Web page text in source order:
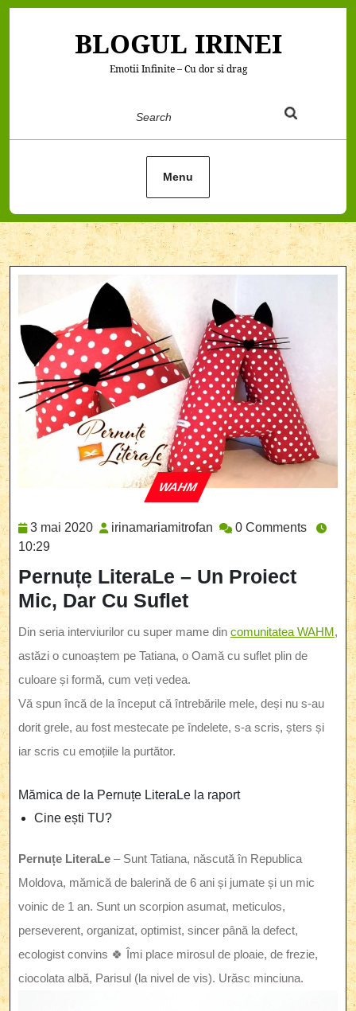
Skip
BLOGUL IRINEI
Emotii Infinite – Cu dor si drag
Menu
WAHM
Category
3 mai 2020 3
irinamariamitrofan irinamariamitrofan
0 Comments
10:29
Pernuțe LiteraLe – Un Proiect
Mic, Dar Cu Suflet
Din seria interviurilor cu super mame din comunitatea WAHM,
astăzi o cunoaștem pe Tatiana, o Oamă cu suflet plin de
culoare și formă, cum veți vedea.
Vă spun încă de la început că întrebările mele, deși nu s-au
dorit grele, au fost mestecate pe îndelete, s-a scris, șters și
iar scris cu emoțiile la purtător.
Mămica de la Pernuțe LiteraLe la raport
Cine ești TU?
Pernuțe LiteraLe – Sunt Tatiana, născută în Republica
Moldova, mămică de balerină de 6 ani și jumate și un mic
voinic de 1 an. Sunt un scorpion asumat, meticulos,
perseverent, organizat, optimist, sincer până la defect,
ecologist convins 🍀 Îmi place mirosul de ploaie, de frezie,
ciocolata albă, Parisul (la nivel de vis). Urăsc minciuna.